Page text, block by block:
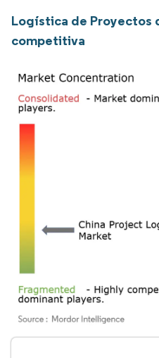
Logística de Proyectos
competitiva